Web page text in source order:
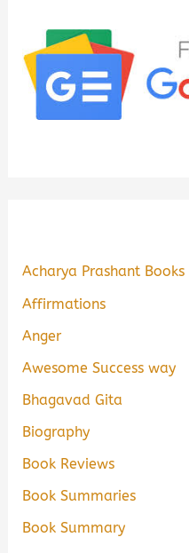
Acharya Prashant Books
Affirmations
Anger
Awesome Success way
Bhagavad Gita
Biography
Book Reviews
Book Summaries
Book Summary